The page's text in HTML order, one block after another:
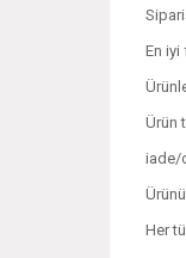
En iyi
Ürün
iade/
Her